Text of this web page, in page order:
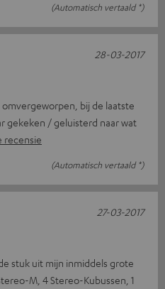
(Automatisch vertaald *)
bij de laatste
gekeken / geluisterd naar wat
recensie
(Automatisch vertaald *)
28-03-2017
stuk uit mijn inmiddels grote
M, 4 Stereo-Kubussen, 1
27-03-2017